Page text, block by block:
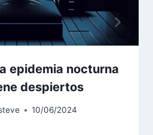
epidemia nocturna
despiertos
10/06/2024